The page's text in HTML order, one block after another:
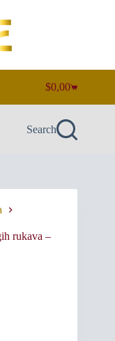
Shopping
cart
$0,00
Search
rukava –